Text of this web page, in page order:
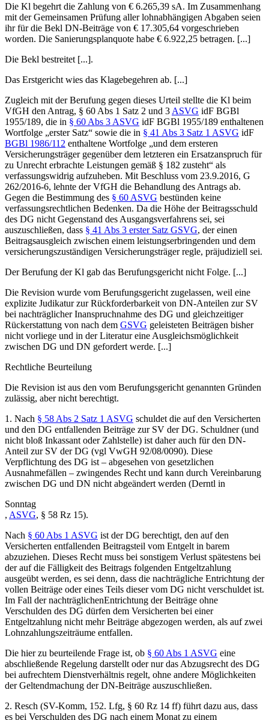
Die Kl begehrt die Zahlung von € 6.265,39 sA. Im Zusammenhang
mit der Gemeinsamen Prüfung aller lohnabhängigen Abgaben seien
ihr für die Bekl DN-Beiträge von € 17.305,64 vorgeschrieben
worden. Die Sanierungsplanquote habe € 6.922,25 betragen. [...]
Die Bekl bestreitet [...].
Das Erstgericht wies das Klagebegehren ab. [...]
Zugleich mit der Berufung gegen dieses Urteil stellte die Kl beim
VfGH den Antrag, § 60 Abs 1 Satz 2 und 3 ASVG idF BGBl
1955/189, die in § 60 Abs 3 ASVG idF BGBl 1955/189 enthaltenen
Wortfolge „erster Satz“ sowie die in § 41 Abs 3 Satz 1 ASVG idF
BGBl 1986/112 enthaltene Wortfolge „und dem ersteren
Versicherungsträger gegenüber dem letzteren ein Ersatzanspruch für
zu Unrecht erbrachte Leistungen gemäß § 182 zusteht“ als
verfassungswidrig aufzuheben. Mit Beschluss vom 23.9.2016, G
262/2016-6, lehnte der VfGH die Behandlung des Antrags ab.
Gegen die Bestimmung des § 60 ASVG bestünden keine
verfassungsrechtlichen Bedenken. Da die Höhe der Beitragsschuld
des DG nicht Gegenstand des Ausgangsverfahrens sei, sei
auszuschließen, dass § 41 Abs 3 erster Satz GSVG, der einen
Beitragsausgleich zwischen einem leistungserbringenden und dem
versicherungszuständigen Versicherungsträger regle, präjudiziell sei.
Der Berufung der Kl gab das Berufungsgericht nicht Folge. [...]
Die Revision wurde vom Berufungsgericht zugelassen, weil eine
explizite Judikatur zur Rückforderbarkeit von DN-Anteilen zur SV
bei nachträglicher Inanspruchnahme des DG und gleichzeitiger
Rückerstattung von nach dem GSVG geleisteten Beiträgen bisher
nicht vorliege und in der Literatur eine Ausgleichsmöglichkeit
zwischen DG und DN gefordert werde. [...]
Rechtliche Beurteilung
Die Revision ist aus den vom Berufungsgericht genannten Gründen
zulässig, aber nicht berechtigt.
1. Nach § 58 Abs 2 Satz 1 ASVG schuldet die auf den Versicherten
und den DG entfallenden Beiträge zur SV der DG. Schuldner (und
nicht bloß Inkassant oder Zahlstelle) ist daher auch für den DN-
Anteil zur SV der DG (vgl VwGH 92/08/0090). Diese
Verpflichtung des DG ist – abgesehen von gesetzlichen
Ausnahmefällen – zwingendes Recht und kann durch Vereinbarung
zwischen DG und DN nicht abgeändert werden (Derntl in
Sonntag
, ASVG, § 58 Rz 15).
Nach § 60 Abs 1 ASVG ist der DG berechtigt, den auf den
Versicherten entfallenden Beitragsteil vom Entgelt in barem
abzuziehen. Dieses Recht muss bei sonstigem Verlust spätestens bei
der auf die Fälligkeit des Beitrags folgenden Entgeltzahlung
ausgeübt werden, es sei denn, dass die nachträgliche Entrichtung der
vollen Beiträge oder eines Teils dieser vom DG nicht verschuldet ist.
Im Fall der nachträglichenEntrichtung der Beiträge ohne
Verschulden des DG dürfen dem Versicherten bei einer
Entgeltzahlung nicht mehr Beiträge abgezogen werden, als auf zwei
Lohnzahlungszeiträume entfallen.
Die hier zu beurteilende Frage ist, ob § 60 Abs 1 ASVG eine
abschließende Regelung darstellt oder nur das Abzugsrecht des DG
bei aufrechtem Dienstverhältnis regelt, ohne andere Möglichkeiten
der Geltendmachung der DN-Beiträge auszuschließen.
2. Resch (SV-Komm, 152. Lfg, § 60 Rz 14 ff) führt dazu aus, dass
es bei Verschulden des DG nach einem Monat zu einem